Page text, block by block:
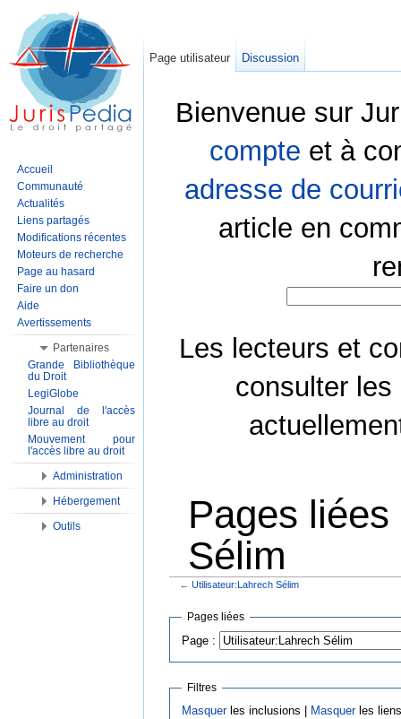
Bienvenue sur
compte et à
adresse de
article en
Les lecteurs et
consulter les
Pages
Sélim
← Utilisateur:Lahrech Sélim
Pages liées
Page :
Filtres
Masquerles inclusions | Masquerles
Page utilisateur Discussion
Accueil
Communauté
Actualités
Liens partagés
Modifications récentes
Moteurs de recherche
Page au hasard
Faire un don
Aide
Avertissements
Partenaires
Grande Bibliothèque
du Droit
LegiGlobe
Journal de l'accès
libre au droit
Mouvement pour
l'accès libre au droit
Administration
Hébergement
Outils